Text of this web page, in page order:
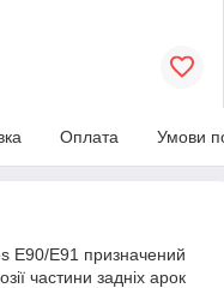
Оплата Умови
E90/E91 призначений
частини задніх арок